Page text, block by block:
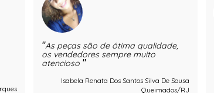
As peças são de ótima qualidade,
os vendedores sempre muito
atencioso
Isabela Renata Dos Santos Silva De Sousa
Queimados/RJ